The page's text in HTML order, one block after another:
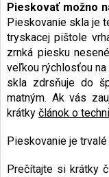
Pieskovať možno
Pieskovanie skla je
tryskacej pištole
zrnká piesku
veľkou rýchlosťou
skla zdrsňuje do
matným. Ak vás
krátky článok o
Pieskovanie je trvalé
Prečítajte si krátky